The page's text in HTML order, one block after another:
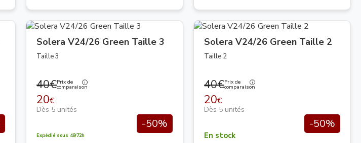
Solera V24/26 Green Taille 3
Taille 3
40€Prix de
comparaison
20€
Dès 5 unités
-50%
Expédié sous 48/72h
Solera V24/26 Green Taille 2
Taille 2
40€Prix de
comparaison
20€
Dès 5 unités
-50%
En stock